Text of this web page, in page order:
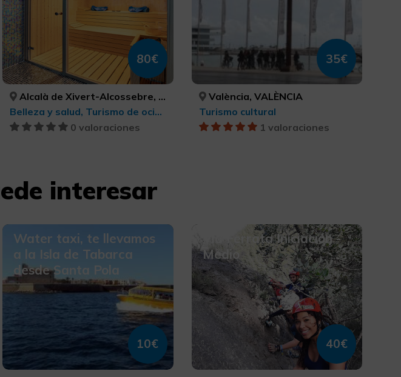
80€
Alcalà de Xivert-Alcossebre, CASTELLÓ/CASTELLÓN
Belleza y salud, Turismo de ocio y diversión
0 valoraciones
35€
València, VALÈNCIA
Turismo cultural
1 valoraciones
interesar
Water taxi, te llevamos
a la Isla de Tabarca
desde Santa Pola
10€
Vía Ferrata Iniciación -
Medio
40€